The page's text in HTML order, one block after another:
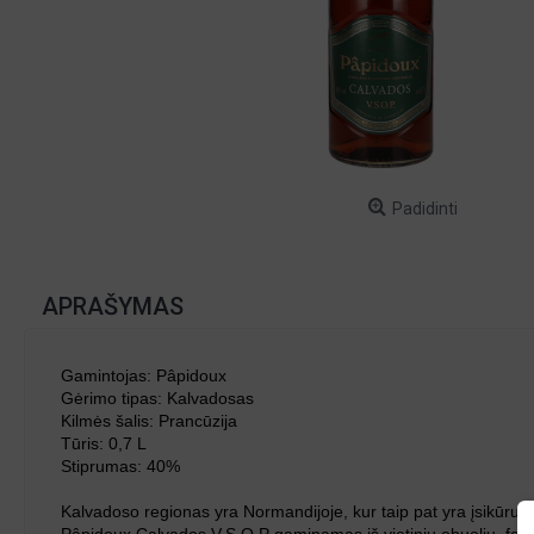
Padidinti
APRAŠYMAS
Gamintojas: Pâpidoux
Gėrimo tipas: Kalvadosas
Kilmės šalis: Prancūzija
Tūris: 0,7 L
Stiprumas: 40%
Kalvadoso regionas yra Normandijoje, kur taip pat yra įsikūrusi